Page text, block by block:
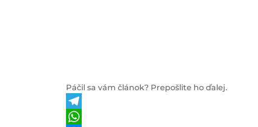
Páčil sa vám článok? Prepošlite ho ďalej.
Telegram